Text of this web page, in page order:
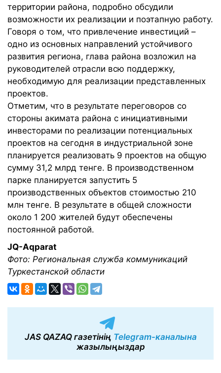
территории района, подробно обсудили
возможности их реализации и поэтапную работу.
Говоря о том, что привлечение инвестиций –
одно из основных направлений устойчивого
развития региона, глава района возложил на
руководителей отрасли всю поддержку,
необходимую для реализации представленных
проектов.
Отметим, что в результате переговоров со
стороны акимата района с инициативными
инвесторами по реализации потенциальных
проектов на сегодня в индустриальной зоне
планируется реализовать 9 проектов на общую
сумму 31,2 млрд тенге. В производственном
парке планируется запустить 5
производственных объектов стоимостью 210
млн тенге. В результате в общей сложности
около 1 200 жителей будут обеспечены
постоянной работой.
JQ-Aqparat
Фото: Региональная служба коммуникаций
Туркестанской области
JAS QAZAQ газетінің Telegram-каналына
жазылыңыздар